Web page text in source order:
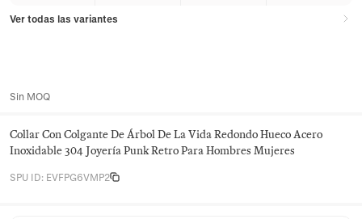
Ver todas las variantes
Sin MOQ
Collar Con Colgante De Árbol De La Vida Redondo Hueco Acero
Inoxidable 304 Joyería Punk Retro Para Hombres Mujeres
SPU ID: EVFPG6VMP2